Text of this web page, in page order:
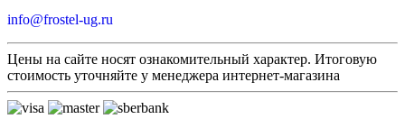
info@frostel-ug.ru
Цены на сайте носят ознакомительный характер. Итоговую
стоимость уточняйте у менеджера интернет-магазина